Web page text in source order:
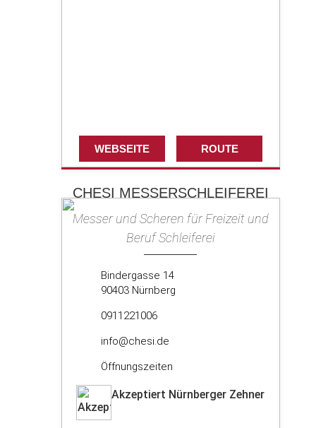
CHESI MESSERSCHLEIFEREI
Messer und Scheren für Freizeit und
Beruf Schleiferei
Bindergasse 14
90403 Nürnberg
0911221006
info@chesi.de
Öffnungszeiten
Akzeptiert Nürnberger Zehner
WEBSEITE ROUTE